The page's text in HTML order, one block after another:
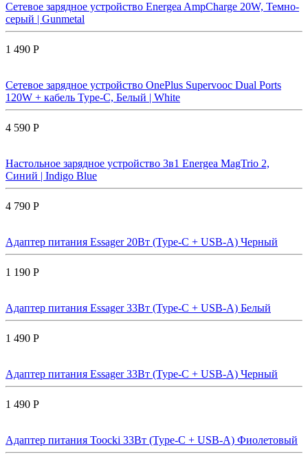
Сетевое зарядное устройство Energea AmpCharge 20W, Темно-
серый | Gunmetal
1 490 Р
Сетевое зарядное устройство OnePlus Supervooc Dual Ports
120W + кабель Type-C, Белый | White
4 590 Р
Настольное зарядное устройство 3в1 Energea MagTrio 2,
Синий | Indigo Blue
4 790 Р
Адаптер питания Essager 20Вт (Type-C + USB-A) Черный
1 190 Р
Адаптер питания Essager 33Вт (Type-C + USB-A) Белый
1 490 Р
Адаптер питания Essager 33Вт (Type-C + USB-A) Черный
1 490 Р
Адаптер питания Toocki 33Вт (Type-C + USB-A) Фиолетовый